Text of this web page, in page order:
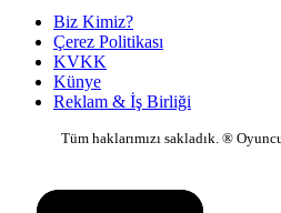
Biz Kimiz?
Çerez Politikası
KVKK
Künye
Reklam & İş Birliği
Tüm haklarımızı sakladık. ®